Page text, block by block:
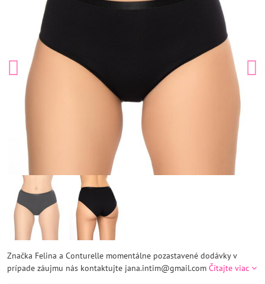
Značka Felina a Conturelle momentálne pozastavené dodávky v
prípade záujmu nás kontaktujte jana.intim@gmail.com Čítajte viac